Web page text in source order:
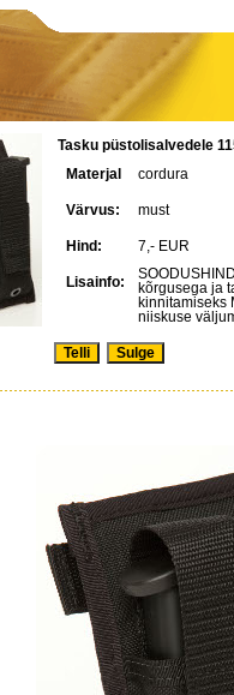
Tasku püstolisalvedele
Materjal
cordura
Värvus: must
Hind: 7,- EUR
Lisainfo:
kõrgusega ja
kinnitamiseks
niiskuse